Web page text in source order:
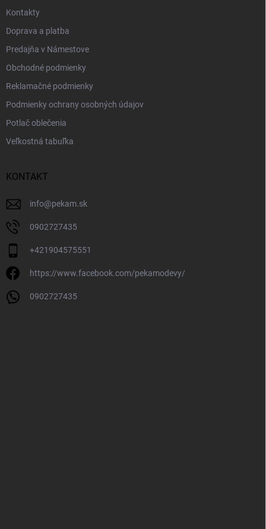
Kontakty
Doprava a platba
Predajňa v Námestove
Obchodné podmienky
Reklamačné podmienky
Podmienky ochrany osobných údajov
Potlač oblečenia
Veľkostná tabuľka
KONTAKT
info@pekam.sk
0902727435
+421904575551
https://www.facebook.com/pekamodevy/
0902727435